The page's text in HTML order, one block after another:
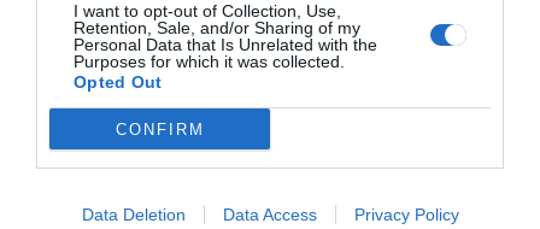
I want to opt-out of Collection, Use,
Retention, Sale, and/or Sharing of my
Personal Data that Is Unrelated with the
Purposes for which it was collected.
Opted Out
CONFIRM
Data Deletion Data Access Privacy Policy
HÍRLISTA
Arafat szerint nagyon
valószínű”, hogy tovább fog
nőni a koronavírusos